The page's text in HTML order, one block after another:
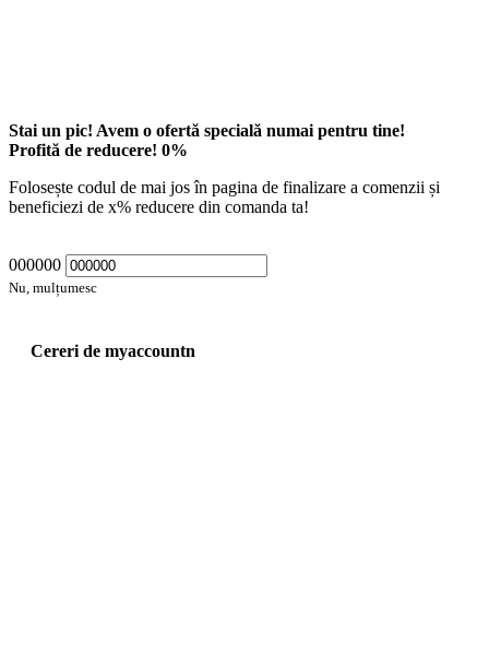
Stai un pic! Avem o ofertă specială numai pentru tine!
Profită de reducere! 0%
Folosește codul de mai jos în pagina de finalizare a comenzii și
beneficiezi de x% reducere din comanda ta!
000000
Nu, mulțumesc
Cereri de myaccountn